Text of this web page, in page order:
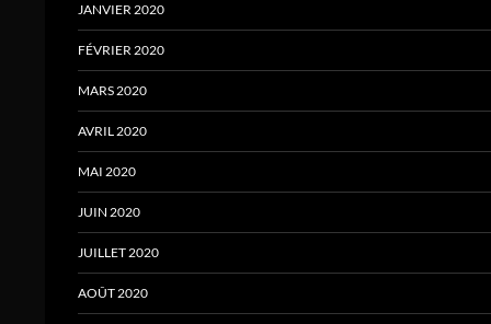
JANVIER 2020
FÉVRIER 2020
MARS 2020
AVRIL 2020
MAI 2020
JUIN 2020
JUILLET 2020
AOÛT 2020